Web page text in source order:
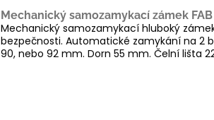
Mechanický samozamykací zámek
Mechanický samozamykací hluboký
bezpečnosti. Automatické zamykání na 2
90, nebo 92 mm. Dorn 55 mm. Čelní lišta